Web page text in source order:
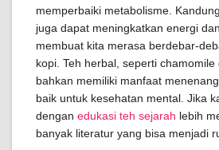
memperbaiki metabolisme.
juga dapat meningkatkan energi
membuat kita merasa berdebar-
kopi. Teh herbal, seperti chamomile
bahkan memiliki manfaat
baik untuk kesehatan mental. Jika
dengan edukasi teh sejarah lebih
banyak literatur yang bisa menjadi